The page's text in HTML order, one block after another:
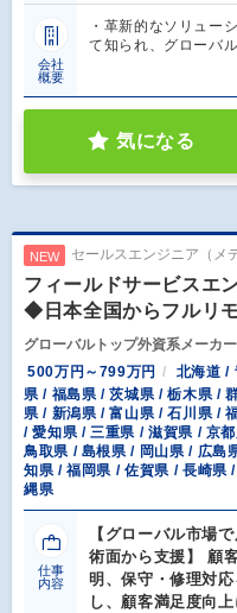
会社
概要
・革新的なソリュー
て知られ、グローバ
気になる
NEW セールスエンジニア（メ
フィールドサービスエ
◆日本全国からフルリ
グローバルトップ外資系メーカー
500万円～799万円
北海道 /
県 / 福島県 / 茨城県 / 栃木県 /
県 / 新潟県 / 富山県 / 石川県 /
/ 愛知県 / 三重県 / 滋賀県 / 京
鳥取県 / 島根県 / 岡山県 / 広島
知県 / 福岡県 / 佐賀県 / 長崎県
縄県
仕事
内容
【グローバル市場
術面から支援】 顧
明、保守・修理対
し、顧客満足度向